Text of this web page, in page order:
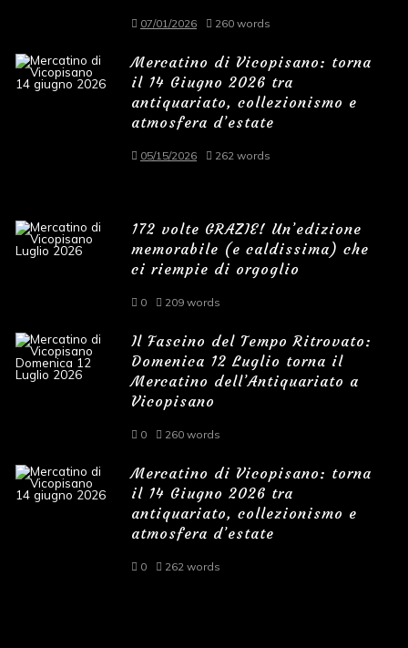
07/01/2026 260 words
Mercatino di Vicopisano: torna
il 14 Giugno 2026 tra
antiquariato, collezionismo e
atmosfera d’estate
05/15/2026 262 words
172 volte GRAZIE! Un’edizione
memorabile (e caldissima) che
ci riempie di orgoglio
0 209 words
Il Fascino del Tempo Ritrovato:
Domenica 12 Luglio torna il
Mercatino dell’Antiquariato a
Vicopisano
0 260 words
Mercatino di Vicopisano: torna
il 14 Giugno 2026 tra
antiquariato, collezionismo e
atmosfera d’estate
0 262 words